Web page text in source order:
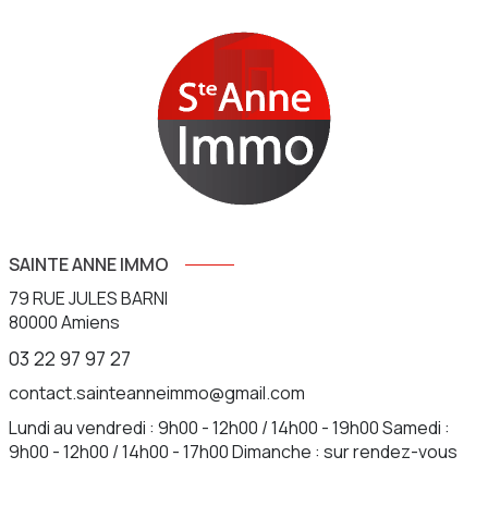
SAINTE ANNE IMMO
79 RUE JULES BARNI
80000Amiens
03 22 97 97 27
contact.sainteanneimmo@gmail.com
Lundi au vendredi : 9h00 - 12h00 / 14h00 - 19h00 Samedi :
9h00 - 12h00 / 14h00 - 17h00 Dimanche : sur rendez-vous